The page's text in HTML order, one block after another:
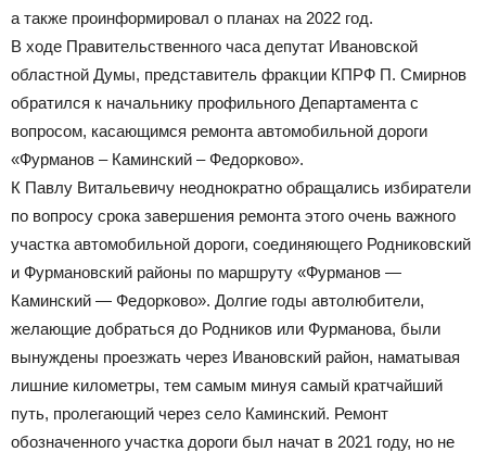
а также проинформировал о планах на 2022 год.
В ходе Правительственного часа депутат Ивановской
областной Думы, представитель фракции КПРФ П. Смирнов
обратился к начальнику профильного Департамента с
вопросом, касающимся ремонта автомобильной дороги
«Фурманов – Каминский – Федорково».
К Павлу Витальевичу неоднократно обращались избиратели
по вопросу срока завершения ремонта этого очень важного
участка автомобильной дороги, соединяющего Родниковский
и Фурмановский районы по маршруту «Фурманов —
Каминский — Федорково». Долгие годы автолюбители,
желающие добраться до Родников или Фурманова, были
вынуждены проезжать через Ивановский район, наматывая
лишние километры, тем самым минуя самый кратчайший
путь, пролегающий через село Каминский. Ремонт
обозначенного участка дороги был начат в 2021 году, но не